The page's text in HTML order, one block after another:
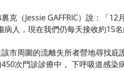
克（Jessie GAFFRIC）說：「
人，現在我們仍每天接收約15名
市周圍的流離失所者營地尋找
次門診診療中， 下呼吸道感染病